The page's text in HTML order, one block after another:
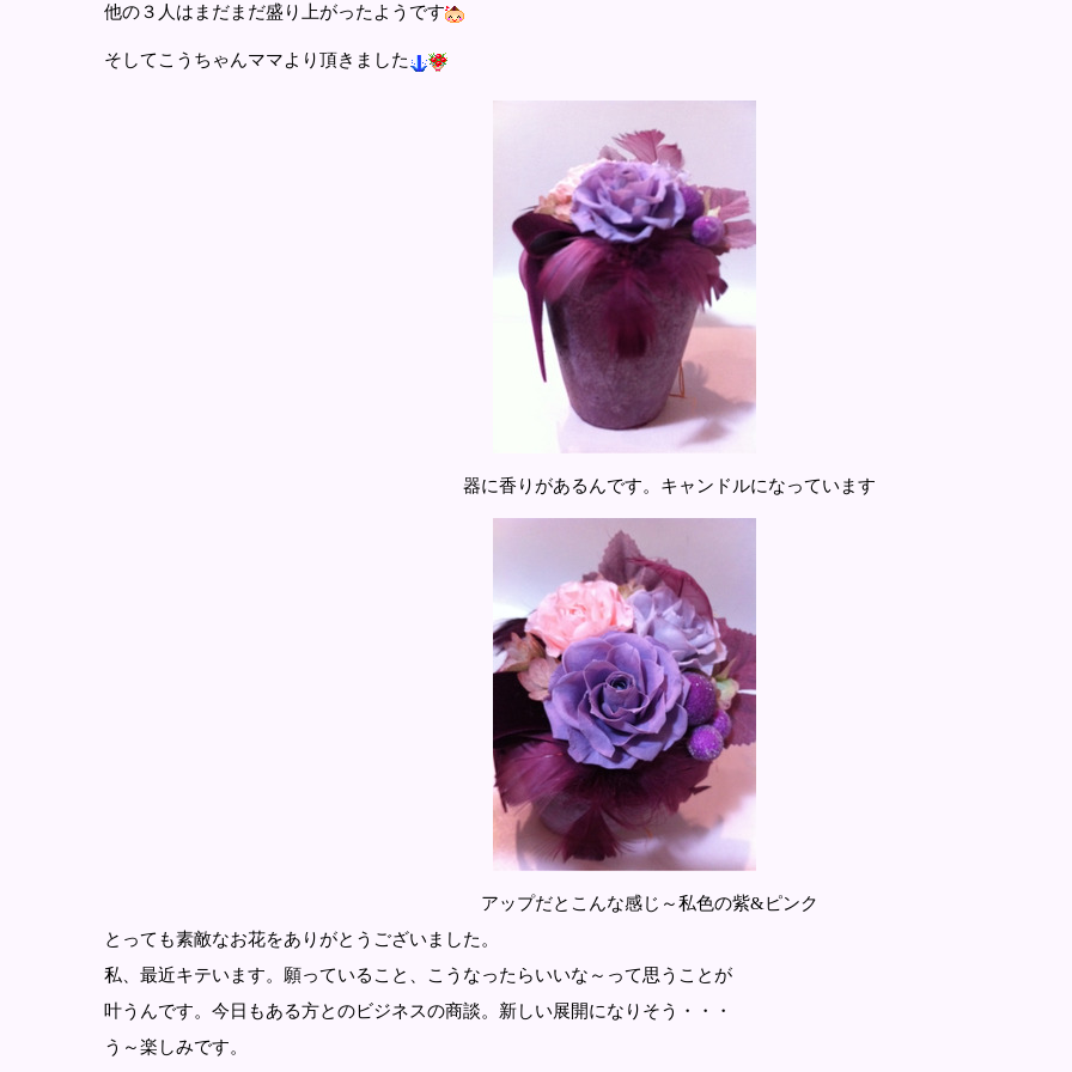
他の３人はまだまだ盛り上がったようです
そしてこうちゃんママより頂きました
器に香りがあるんです。キャンドルになっています
アップだとこんな感じ～私色の紫&ピンク
とっても素敵なお花をありがとうございました。
私、最近キテいます。願っていること、こうなったらいいな～って思うことが
叶うんです。今日もある方とのビジネスの商談。新しい展開になりそう・・・
う～楽しみです。